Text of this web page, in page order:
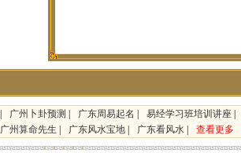
广州卜卦预测 广东周易起名 易经学习班培训讲座
广州算命先生 广东风水宝地 广东看风水 查看更多